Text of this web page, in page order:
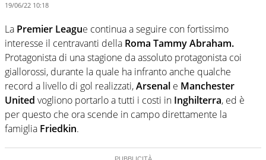
19/06/22 10:18
La Premier League continua a seguire con fortissimo
interesse il centravanti della Roma Tammy Abraham.
Protagonista di una stagione da assoluto protagonista coi
giallorossi, durante la quale ha infranto anche qualche
record a livello di gol realizzati,Arsenal e Manchester
United vogliono portarlo a tutti i costi in Inghilterra, ed è
per questo che ora scende in campo direttamente la
famiglia Friedkin.